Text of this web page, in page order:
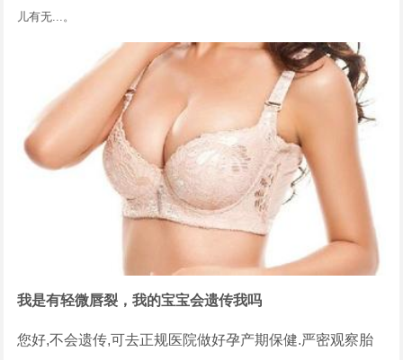
儿有无...。
我是有轻微唇裂，我的宝宝会遗传我吗
您好,不会遗传,可去正规医院做好孕产期保健.严密观察胎